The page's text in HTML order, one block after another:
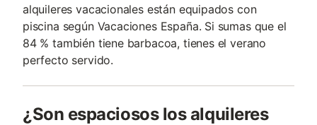
alquileres vacacionales están equipados con
piscina según Vacaciones España. Si sumas que el
84 % también tiene barbacoa, tienes el verano
perfecto servido.
¿Son espaciosos los alquileres